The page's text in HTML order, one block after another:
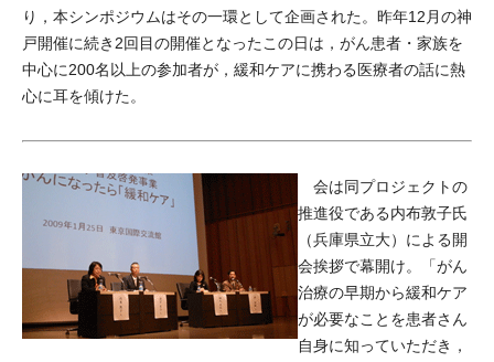
り，本シンポジウムはその一環として企画された。昨年12月の神
戸開催に続き2回目の開催となったこの日は，がん患者・家族を
中心に200名以上の参加者が，緩和ケアに携わる医療者の話に熱
心に耳を傾けた。
会は同プロジェクトの
推進役である内布敦子氏
（兵庫県立大）による開
会挨拶で幕開け。「がん
治療の早期から緩和ケア
が必要なことを患者さん
自身に知っていただき，